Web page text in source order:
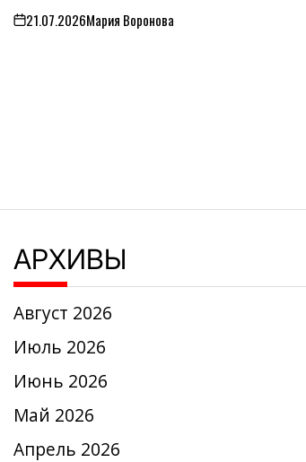
on21.07.2026Мария Воронова
АРХИВЫ
Август 2026
Июль 2026
Июнь 2026
Май 2026
Апрель 2026